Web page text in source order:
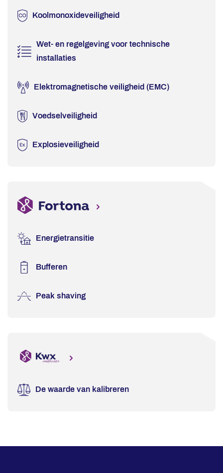
Koolmonoxideveiligheid
Wet- en regelgeving voor technische
installaties
Elektromagnetische veiligheid (EMC)
Voedselveiligheid
Explosieveiligheid
Energietransitie
Bufferen
Peak shaving
De waarde van kalibreren